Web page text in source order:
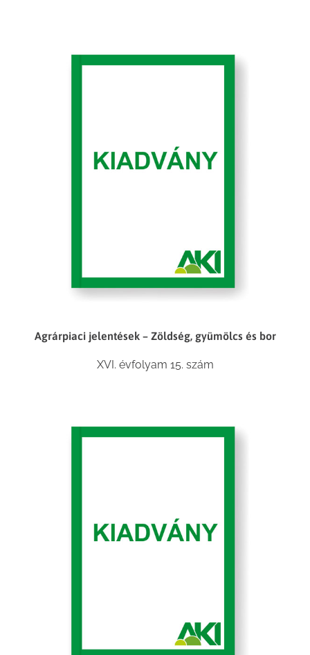
Agrárpiaci jelentések – Zöldség, gyümölcs és bor
XVI. évfolyam 15. szám